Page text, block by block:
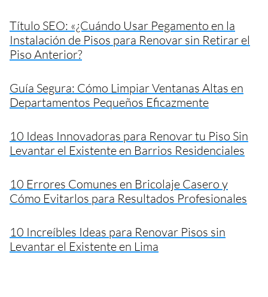
Título SEO: «¿Cuándo Usar Pegamento en la
Instalación de Pisos para Renovar sin Retirar el
Piso Anterior?
Guía Segura: Cómo Limpiar Ventanas Altas en
Departamentos Pequeños Eficazmente
10 Ideas Innovadoras para Renovar tu Piso Sin
Levantar el Existente en Barrios Residenciales
10 Errores Comunes en Bricolaje Casero y
Cómo Evitarlos para Resultados Profesionales
10 Increíbles Ideas para Renovar Pisos sin
Levantar el Existente en Lima